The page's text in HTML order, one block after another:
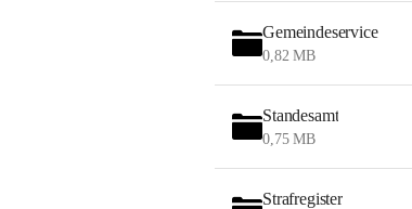
Gemeindeservice
0,82 MB
Standesamt
0,75 MB
Strafregister